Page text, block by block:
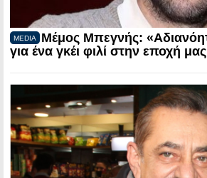
MEDIA
Μέμος Μπεγνής:
για ένα γκέι φιλί στην εποχή